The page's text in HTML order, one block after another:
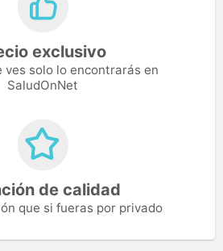
exclusivo
ves solo lo encontrarás en
SaludOnNet
de calidad
que si fueras por privado